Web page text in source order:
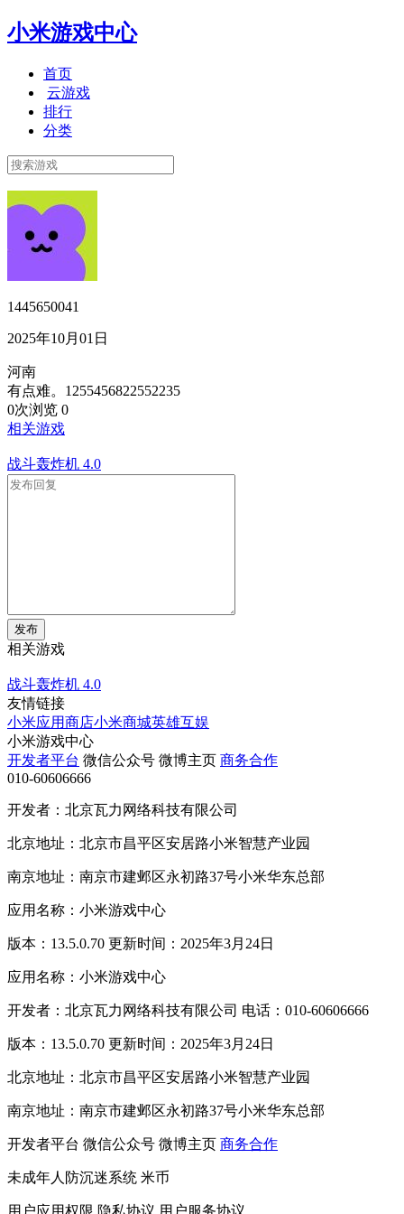
小米游戏中心
首页
云游戏
排行
分类
1445650041
2025年10月01日
河南
有点难。1255456822552235
0次浏览 0
相关游戏
战斗轰炸机 4.0
发布
相关游戏
战斗轰炸机 4.0
友情链接
小米应用商店小米商城英雄互娱
小米游戏中心
开发者平台 微信公众号 微博主页 商务合作
010-60606666
开发者：北京瓦力网络科技有限公司
北京地址：北京市昌平区安居路小米智慧产业园
南京地址：南京市建邺区永初路37号小米华东总部
应用名称：小米游戏中心
版本：13.5.0.70 更新时间：2025年3月24日
应用名称：小米游戏中心
开发者：北京瓦力网络科技有限公司 电话：010-60606666
版本：13.5.0.70 更新时间：2025年3月24日
北京地址：北京市昌平区安居路小米智慧产业园
南京地址：南京市建邺区永初路37号小米华东总部
开发者平台 微信公众号 微博主页 商务合作
未成年人防沉迷系统 米币
用户应用权限 隐私协议 用户服务协议